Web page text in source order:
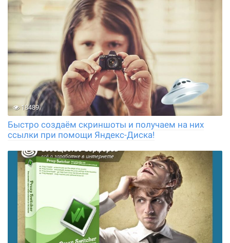
18489
Быстро создаём скриншоты и получаем на них
ссылки при помощи Яндекс-Диска!